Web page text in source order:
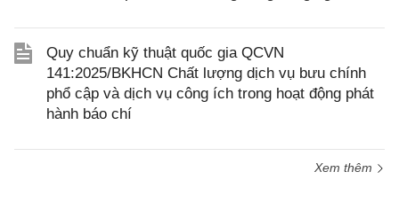
Quy chuẩn kỹ thuật quốc gia QCVN
141:2025/BKHCN Chất lượng dịch vụ bưu chính
phổ cập và dịch vụ công ích trong hoạt động phát
hành báo chí
Xem thêm